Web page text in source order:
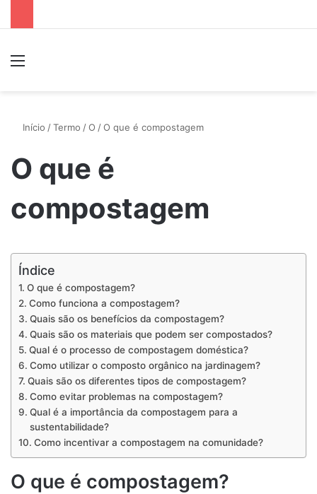
Início /Termo /O /O que é compostagem
O que é
compostagem
Índice
O que é compostagem?
Como funciona a compostagem?
Quais são os benefícios da compostagem?
Quais são os materiais que podem ser compostados?
Qual é o processo de compostagem doméstica?
Como utilizar o composto orgânico na jardinagem?
Quais são os diferentes tipos de compostagem?
Como evitar problemas na compostagem?
Qual é a importância da compostagem para a
sustentabilidade?
Como incentivar a compostagem na comunidade?
O que é compostagem?